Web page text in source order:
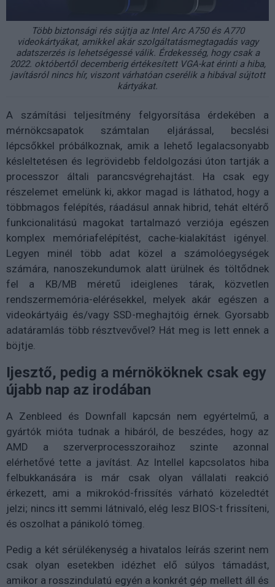
Több biztonsági rés sújtja az Intel Arc A750 és A770
videokártyákat, amikkel akár szolgáltatásmegtagadás vagy
adatszerzés is lehetségessé válik. Érdekesség, hogy csak a
2022. októbertől decemberig értékesített VGA-kat érinti a hiba,
javításról nincs hír, viszont várhatóan cserélik a hibával sújtott
kártyákat.
A számítási teljesítmény felgyorsítása érdekében a
mérnökcsapatok számtalan eljárással, becslési
lépcsőkkel próbálkoznak, amik a lehető legalacsonyabb
késleltetésen és legrövidebb feldolgozási úton tartják a
processzor általi parancsvégrehajtást. Ha csak egy
részelemet emelünk ki, akkor magad is láthatod, hogy a
többmagos felépítés, ráadásul annak hibrid, tehát eltérő
funkcionalitású magokat tartalmazó verziója egészen
komplex memóriafelépítést, cache-kialakítást igényel.
Legyen minél több adat közel a számolóegységek
számára, nanoszekundumok alatt ürülnek és töltődnek
fel a KB/MB méretű ideiglenes tárak, közvetlen
rendszermemória-elérésekkel, melyek akár egészen a
videokártyáig és/vagy SSD-meghajtóig érnek. Gyorsabb
adatáramlás több résztvevővel? Hát meg is lett ennek a
böjtje.
Ijesztő, pedig a mérnököknek csak egy
újabb nap az irodában
A Zenbleed és Downfall kapcsán nem egyértelmű, a
gyártók mióta tudnak a hibáról, de beszédes, hogy az
AMD a szerverprocesszoraihoz szinte azonnal
elérhetővé tette a javítást. Az Intellel kapcsolatos hiba
felbukkanására is már csak olyan vállalati reakció
érkezett, ami a mikrokód-frissítés várható közeledtét
jelzi; nincs itt semmi látnivaló, elég lesz BIOS-t frissíteni,
és oszolhat a pánikoló tömeg.
Pedig a két sérülékenység a hivatalos leírás szerint nem
csak olyan esetekben idézhet elő súlyos támadást,
amikor a rosszindulatú egyén a konkrét gép mellett áll és